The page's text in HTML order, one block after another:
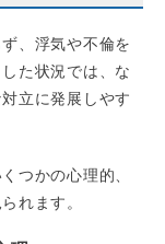
、浮気や不倫を
た状況では、な
立に発展しやす
つかの心理的、
れます。